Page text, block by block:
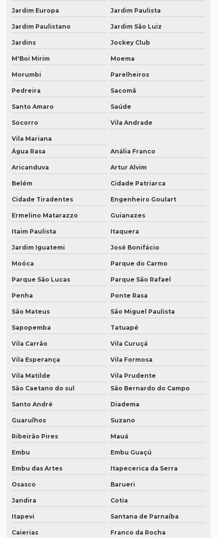
Jardim Europa Jardim Paulista
Jardim Paulistano Jardim São Luiz
Jardins Jockey Club
M'Boi Mirim Moema
Morumbi Parelheiros
Pedreira Sacomã
Santo Amaro Saúde
Socorro Vila Andrade
Vila Mariana
Água Rasa
Anália Franco
Aricanduva Artur Alvim
Belém Cidade Patriarca
Cidade Tiradentes Engenheiro Goulart
Ermelino Matarazzo Guianazes
Itaim Paulista Itaquera
Jardim Iguatemi José Bonifácio
Moóca Parque do Carmo
Parque São Lucas Parque São Rafael
Penha Ponte Rasa
São Mateus São Miguel Paulista
Sapopemba Tatuapé
Vila Carrão Vila Curuçá
Vila Esperança Vila Formosa
Vila Matilde
Vila Prudente
São Caetano do sul
São Bernardo do Campo
Santo André Diadema
Guarulhos Suzano
Ribeirão Pires Mauá
Embu Embu Guaçú
Embu das Artes Itapecerica da Serra
Osasco Barueri
Jandira Cotia
Itapevi Santana de Parnaíba
Caierias Franco da Rocha